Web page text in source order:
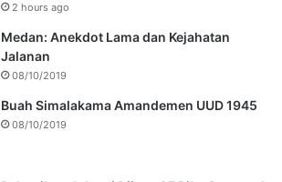
2 hours ago
Medan: Anekdot Lama dan Kejahatan
Jalanan
08/10/2019
Buah Simalakama Amandemen UUD 1945
08/10/2019